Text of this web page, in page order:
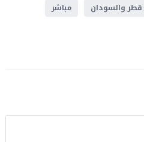
قطر والسودان
مباشر